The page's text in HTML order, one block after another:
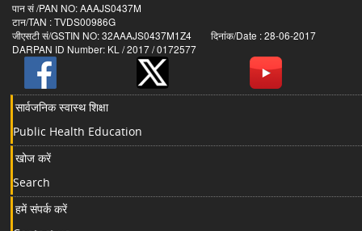
पान सं /PAN NO: AAAJS0437M
टान/TAN : TVDS00986G
जीएसटी सं/GSTIN NO: 32AAAJS0437M1Z4 दिनांक/Date : 28-06-2017
DARPAN ID Number: KL / 2017 / 0172577
सार्वजनिक स्वास्थ शिक्षा
Public Health Education
खोज करें
Search
हमें संपर्क करें